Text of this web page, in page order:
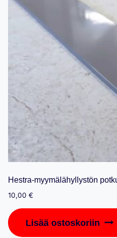
Hestra-myymälähyllystön
10,00 €
Lisää ostoskoriin